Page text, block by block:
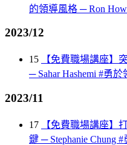
的領導風格 ─ Ron
2023/12
15
【免費職場講座】
─ Sahar Hashemi #勇於
2023/11
17
【免費職場講座】
鍵 ─ Stephanie Chung